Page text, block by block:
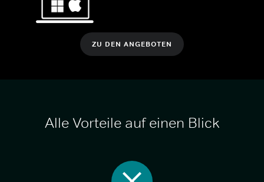
ZU DEN ANGEBOTEN
Alle Vorteile auf einen Blick